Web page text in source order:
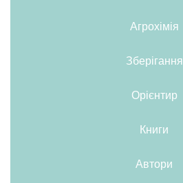
Агрохімія
Зберігання
Орієнтир
Книги
Автори